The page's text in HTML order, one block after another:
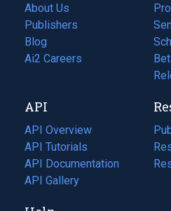
About Us
Publishers
Blog
(opens
in
tab)
Ai2 Careers
(opens
new
tab)
API
API Overview
API Tutorials
API Documentation
(opens
in
API Gallery
in
a
in